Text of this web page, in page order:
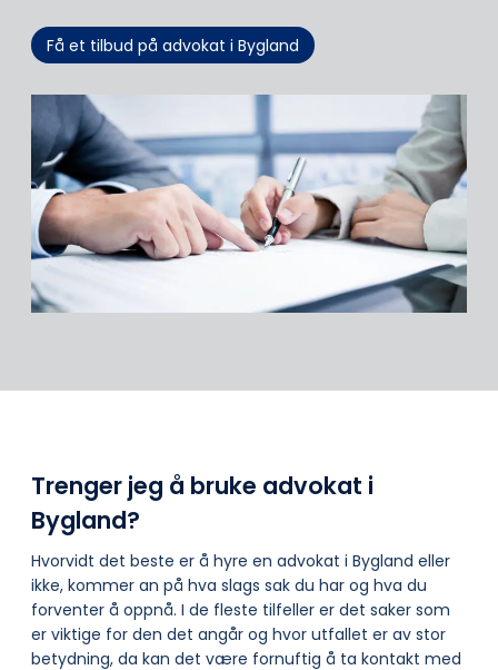
Få et tilbud på advokat i Bygland
Trenger jeg å bruke advokat i
Bygland?
Hvorvidt det beste er å hyre en advokat i Bygland eller
ikke, kommer an på hva slags sak du har og hva du
forventer å oppnå. I de fleste tilfeller er det saker som
er viktige for den det angår og hvor utfallet er av stor
betydning, da kan det være fornuftig å ta kontakt med